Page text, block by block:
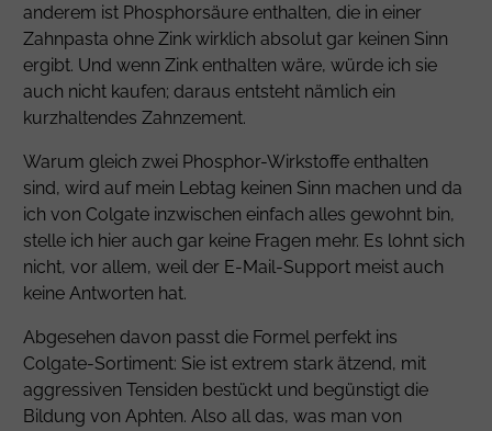
anderem ist Phosphorsäure enthalten, die in einer
Zahnpasta ohne Zink wirklich absolut gar keinen Sinn
ergibt. Und wenn Zink enthalten wäre, würde ich sie
auch nicht kaufen; daraus entsteht nämlich ein
kurzhaltendes Zahnzement.
Warum gleich zwei Phosphor-Wirkstoffe enthalten
sind, wird auf mein Lebtag keinen Sinn machen und da
ich von Colgate inzwischen einfach alles gewohnt bin,
stelle ich hier auch gar keine Fragen mehr. Es lohnt sich
nicht, vor allem, weil der E-Mail-Support meist auch
keine Antworten hat.
Abgesehen davon passt die Formel perfekt ins
Colgate-Sortiment: Sie ist extrem stark ätzend, mit
aggressiven Tensiden bestückt und begünstigt die
Bildung von Aphten. Also all das, was man von